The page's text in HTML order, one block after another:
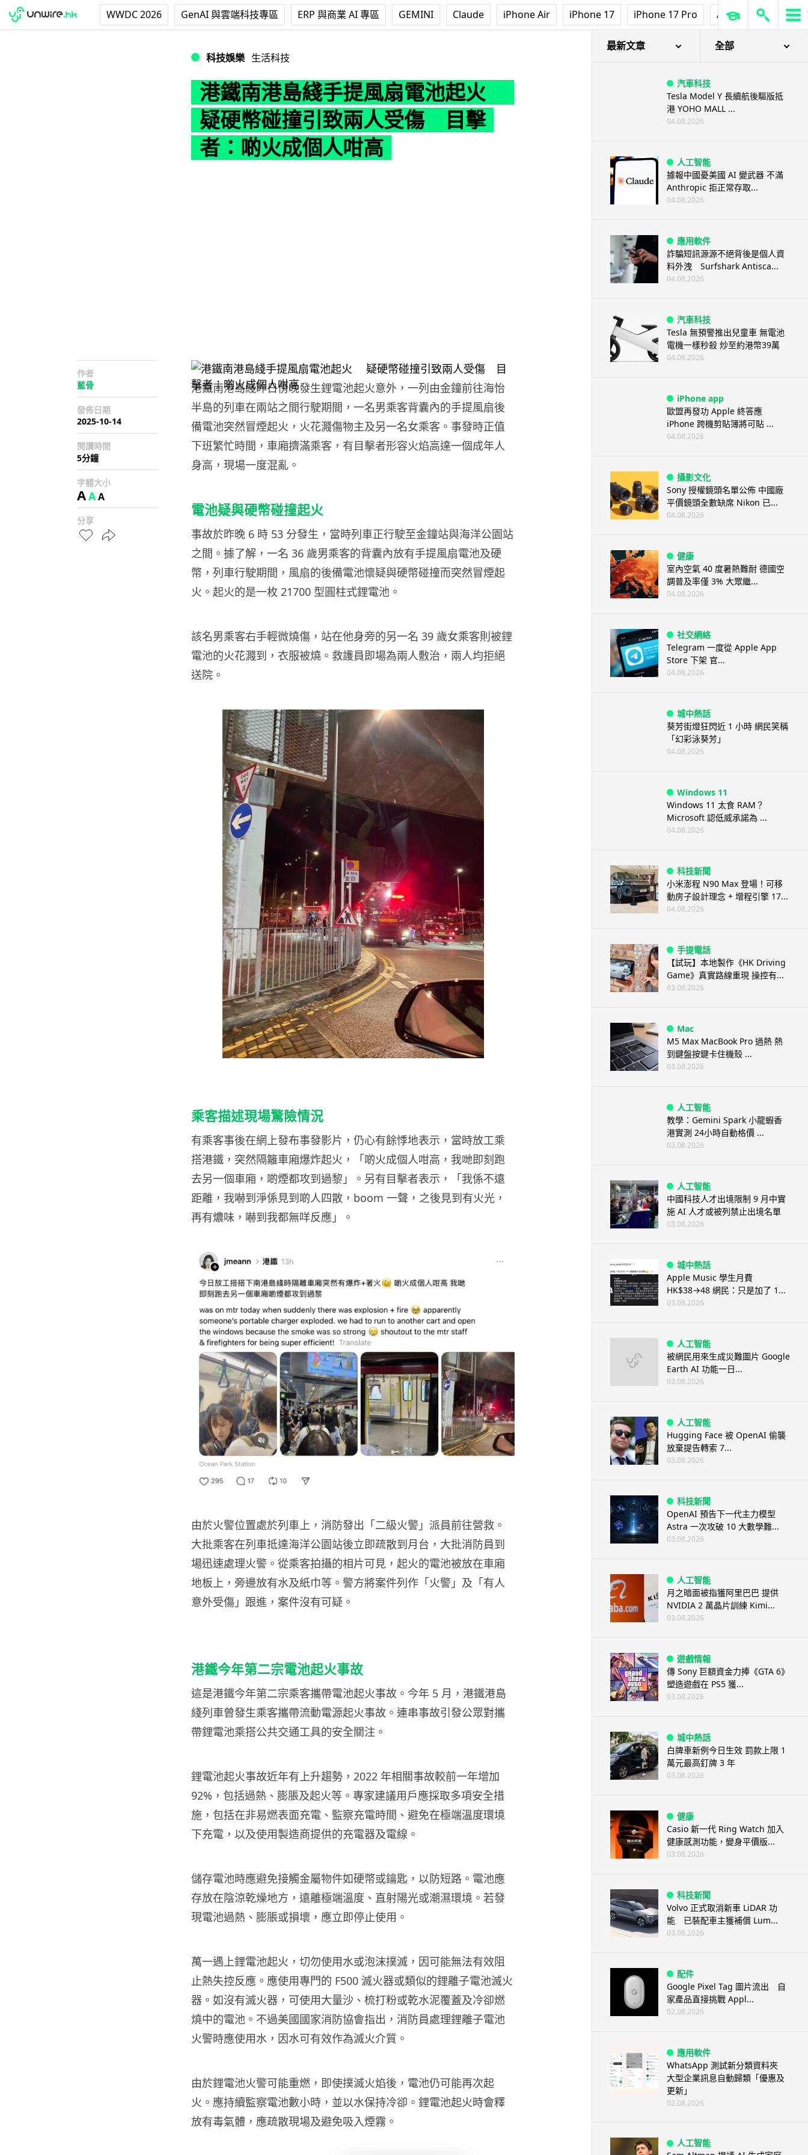
WWDC 2026 GenAI 與雲端科技專區 ERP 與商業 AI 專區 GEMINI Claude iPhone Air iPhone 17 iPhone 17 Pro AirPods Pro 3
科技娛樂 生活科技
港鐵南港島綫手提風扇電池起火
疑硬幣碰撞引致兩人受傷 目擊
者：啲火成個人咁高
作者
藍骨
發佈日期
2025-10-14
閱讀時間
5分鐘
字體大小
AAA
分享
港鐵南港島綫昨日傍晚發生鋰電池起火意外，一列由金鐘前往海怡
半島的列車在兩站之間行駛期間，一名男乘客背囊內的手提風扇後
備電池突然冒煙起火，火花濺傷物主及另一名女乘客。事發時正值
下班繁忙時間，車廂擠滿乘客，有目擊者形容火焰高達一個成年人
身高，現場一度混亂。
電池疑與硬幣碰撞起火
事故於昨晚 6 時 53 分發生，當時列車正行駛至金鐘站與海洋公園站
之間。據了解，一名 36 歲男乘客的背囊內放有手提風扇電池及硬
幣，列車行駛期間，風扇的後備電池懷疑與硬幣碰撞而突然冒煙起
火。起火的是一枚 21700 型圓柱式鋰電池。
該名男乘客右手輕微燒傷，站在他身旁的另一名 39 歲女乘客則被鋰
電池的火花濺到，衣服被燒。救護員即場為兩人敷治，兩人均拒絕
送院。
乘客描述現場驚險情況
有乘客事後在網上發布事發影片，仍心有餘悸地表示，當時放工乘
搭港鐵，突然隔籬車廂爆炸起火，「啲火成個人咁高，我哋即刻跑
去另一個車廂，啲煙都攻到過黎」。另有目擊者表示，「我係不遠
距離，我嚇到淨係見到啲人四散，boom 一聲，之後見到有火光，
再有燶味，嚇到我都無咩反應」。
由於火警位置處於列車上，消防發出「二級火警」派員前往營救。
大批乘客在列車抵達海洋公園站後立即疏散到月台，大批消防員到
場迅速處理火警。從乘客拍攝的相片可見，起火的電池被放在車廂
地板上，旁邊放有水及紙巾等。警方將案件列作「火警」及「有人
意外受傷」跟進，案件沒有可疑。
港鐵今年第二宗電池起火事故
這是港鐵今年第二宗乘客攜帶電池起火事故。今年 5 月，港鐵港島
綫列車曾發生乘客攜帶流動電源起火事故。連串事故引發公眾對攜
帶鋰電池乘搭公共交通工具的安全關注。
鋰電池起火事故近年有上升趨勢，2022 年相關事故較前一年增加
92%，包括過熱、膨脹及起火等。專家建議用戶應採取多項安全措
施，包括在非易燃表面充電、監察充電時間、避免在極端溫度環境
下充電，以及使用製造商提供的充電器及電線。
儲存電池時應避免接觸金屬物件如硬幣或鑰匙，以防短路。電池應
存放在陰涼乾燥地方，遠離極端溫度、直射陽光或潮濕環境。若發
現電池過熱、膨脹或損壞，應立即停止使用。
萬一遇上鋰電池起火，切勿使用水或泡沫撲滅，因可能無法有效阻
止熱失控反應。應使用專門的 F500 滅火器或類似的鋰離子電池滅火
器。如沒有滅火器，可使用大量沙、梳打粉或乾水泥覆蓋及冷卻燃
燒中的電池。不過美國國家消防協會指出，消防員處理鋰離子電池
火警時應使用水，因水可有效作為滅火介質。
由於鋰電池火警可能重燃，即使撲滅火焰後，電池仍可能再次起
火。應持續監察電池數小時，並以水保持冷卻。鋰電池起火時會釋
放有毒氣體，應疏散現場及避免吸入煙霧。
最新文章 全部
汽車科技
Tesla Model Y 長續航後驅版抵
港 YOHO MALL ...
04.08.2026
人工智能
據報中國憂美國 AI 變武器 不滿
Anthropic 拒正常存取...
04.08.2026
應用軟件
詐騙短訊源源不絕背後是個人資
料外洩 Surfshark Antisca...
04.08.2026
汽車科技
Tesla 無預警推出兒童車 無電池
電機一樣秒殺 炒至約港幣39萬
04.08.2026
iPhone app
歐盟再發功 Apple 終答應
iPhone 跨機剪貼簿將可貼 ...
04.08.2026
攝影文化
Sony 授權鏡頭名單公佈 中國廠
平價鏡頭全數缺席 Nikon 已...
04.08.2026
健康
室內空氣 40 度暑熱難耐 德國空
調普及率僅 3% 大眾繼...
04.08.2026
社交網絡
Telegram 一度從 Apple App
Store 下架 官...
04.08.2026
城中熱話
葵芳街燈狂閃近 1 小時 網民笑稱
「幻彩泳葵芳」
04.08.2026
Windows 11
Windows 11 太食 RAM？
Microsoft 認低威承諾為 ...
04.08.2026
科技新聞
小米澎程 N90 Max 登場！可移
動房子設計理念 + 增程引擎 17...
04.08.2026
手提電話
【試玩】本地製作《HK Driving
Game》真實路線重現 操控有...
03.08.2026
Mac
M5 Max MacBook Pro 過熱 熱
到鍵盤按鍵卡住機殼 ...
03.08.2026
人工智能
教學：Gemini Spark 小龍蝦香
港實測 24小時自動格價 ...
03.08.2026
人工智能
中國科技人才出境限制 9 月中實
施 AI 人才或被列禁止出境名單
03.08.2026
城中熱話
Apple Music 學生月費
HK$38→48 網民：只是加了 1...
03.08.2026
人工智能
被網民用來生成災難圖片 Google
Earth AI 功能一日...
03.08.2026
人工智能
Hugging Face 被 OpenAI 偷襲
放棄提告轉索 7...
03.08.2026
科技新聞
OpenAI 預告下一代主力模型
Astra 一次攻破 10 大數學難...
03.08.2026
人工智能
月之暗面被指獲阿里巴巴 提供
NVIDIA 2 萬晶片訓練 Kimi...
03.08.2026
遊戲情報
傳 Sony 巨額資金力捧《GTA 6》
塑造遊戲在 PS5 獲...
03.08.2026
城中熱話
白牌車新例今日生效 罰款上限 1
萬元最高釘牌 3 年
03.08.2026
健康
Casio 新一代 Ring Watch 加入
健康感測功能，變身平價版...
03.08.2026
科技新聞
Volvo 正式取消新車 LiDAR 功
能 已裝配車主獲補償 Lum...
03.08.2026
配件
Google Pixel Tag 圖片流出 自
家產品直接挑戰 Appl...
02.08.2026
應用軟件
WhatsApp 測試新分類資料夾
大型企業訊息自動歸類「優惠及
更新」
02.08.2026
人工智能